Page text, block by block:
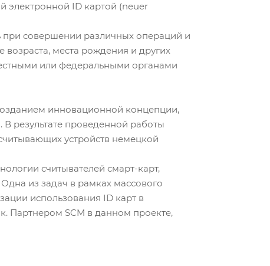
электронной ID картой (neuer
при совершении различных операций и
возраста, места рождения и других
или федеральными органами
инновационной концепции,
результате проведенной работы
устройств немецкой
считывателей смарт-карт,
из задач в рамках массового
использования ID карт в
Партнером SCM в данном проекте,